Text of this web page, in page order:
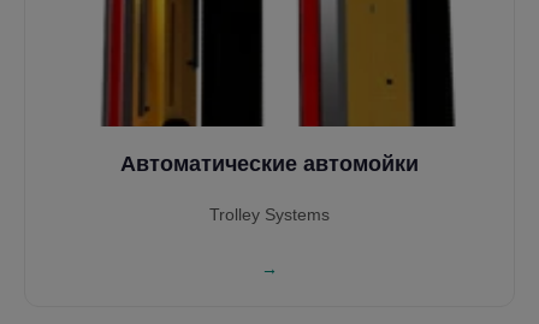
Автоматические автомойки
Trolley Systems
→